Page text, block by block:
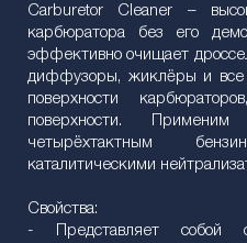
Carburetor Cleaner –
карбюратора без его
эффективно очищает
диффузоры, жиклёры и все
поверхности
поверхности.
четырёхтактным
каталитическими
Свойства:
- Представляет собой